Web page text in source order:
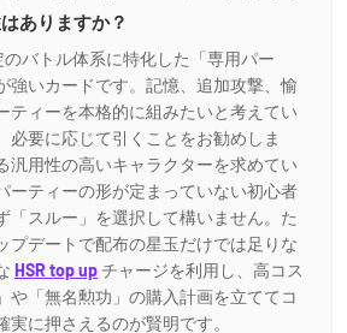
ありますか？
バトル体系に特化した「専用パー
強いカードです。記憶、追加攻撃、愉
ティーを本格的に組みたいと考えてい
必要に応じて引くことをお勧めしま
汎用性の高いキャラクターを求めてい
ーティーの形が定まっていない初心者
「スルー」を選択して構いません。た
プデートで配布の星玉だけでは足りな
HSR top up チャージを利用し、高コス
や「無名勲功」の購入計画を立ててコ
実に押さえるのが賢明です。